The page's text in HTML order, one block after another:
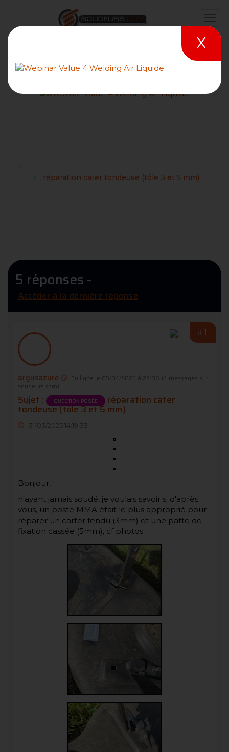
réparation cater tondeuse (tôle 3 et 5 mm)
5 réponses -
Accéder à la dernière réponse
#1
argusazure En ligne le 05/04/2025 à 22:06
(4 messages sur
soudeurs.com)
Sujet : QUESTION POSÉE réparation cater
tondeuse (tôle 3 et 5 mm)
31/03/2025 14:19:33
Bonjour,
n'ayant jamais soudé, je voulais savoir si d'après
vous, un poste MMA était le plus approprié pour
réparer un carter fendu (3mm) et une patte de
fixation cassée (5mm), cf photos.
X